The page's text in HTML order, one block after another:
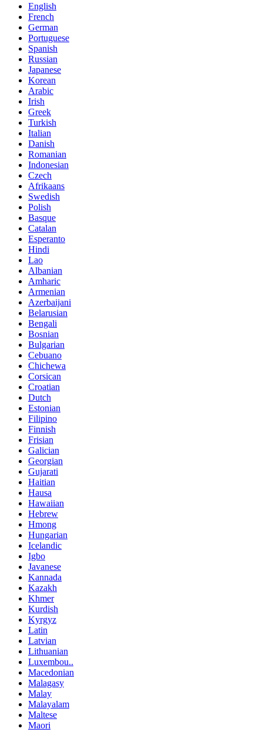
English
French
German
Portuguese
Spanish
Russian
Japanese
Korean
Arabic
Irish
Greek
Turkish
Italian
Danish
Romanian
Indonesian
Czech
Afrikaans
Swedish
Polish
Basque
Catalan
Esperanto
Hindi
Lao
Albanian
Amharic
Armenian
Azerbaijani
Belarusian
Bengali
Bosnian
Bulgarian
Cebuano
Chichewa
Corsican
Croatian
Dutch
Estonian
Filipino
Finnish
Frisian
Galician
Georgian
Gujarati
Haitian
Hausa
Hawaiian
Hebrew
Hmong
Hungarian
Icelandic
Igbo
Javanese
Kannada
Kazakh
Khmer
Kurdish
Kyrgyz
Latin
Latvian
Lithuanian
Luxembou..
Macedonian
Malagasy
Malay
Malayalam
Maltese
Maori